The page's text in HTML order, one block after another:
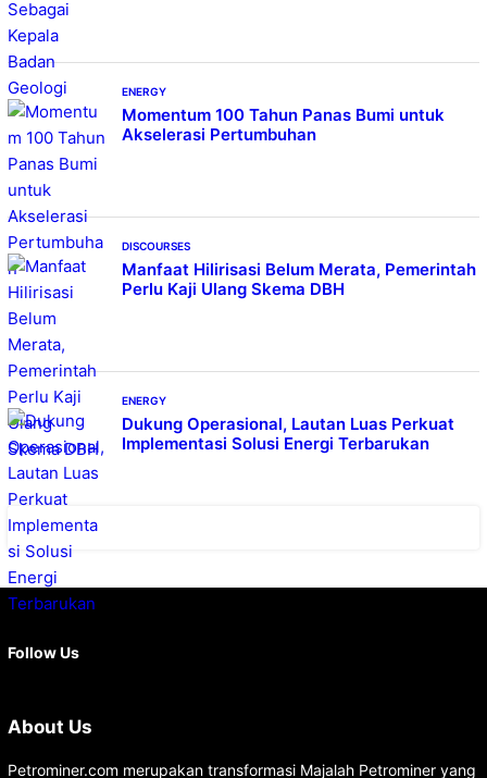
ENERGY
Momentum 100 Tahun Panas Bumi untuk
Akselerasi Pertumbuhan
DISCOURSES
Manfaat Hilirisasi Belum Merata, Pemerintah
Perlu Kaji Ulang Skema DBH
ENERGY
Dukung Operasional, Lautan Luas Perkuat
Implementasi Solusi Energi Terbarukan
Follow Us
About Us
Petrominer.com merupakan transformasi Majalah Petrominer yang